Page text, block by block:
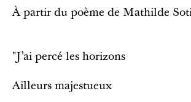
À partir du poème de Mathilde
"J’ai percé les horizons
Ailleurs majestueux